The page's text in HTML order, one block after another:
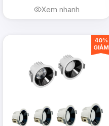
Xem nhanh
40%
GIẢM